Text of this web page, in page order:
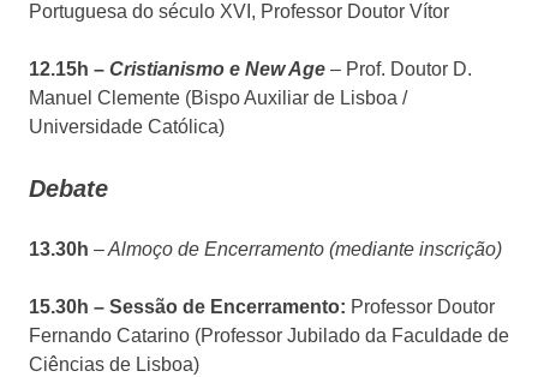
Portuguesa do século XVI, Professor Doutor Vítor
12.15h – Cristianismo e New Age – Prof. Doutor D.
Manuel Clemente (Bispo Auxiliar de Lisboa /
Universidade Católica)
Debate
13.30h – Almoço de Encerramento (mediante inscrição)
15.30h – Sessão de Encerramento: Professor Doutor
Fernando Catarino (Professor Jubilado da Faculdade de
Ciências de Lisboa)